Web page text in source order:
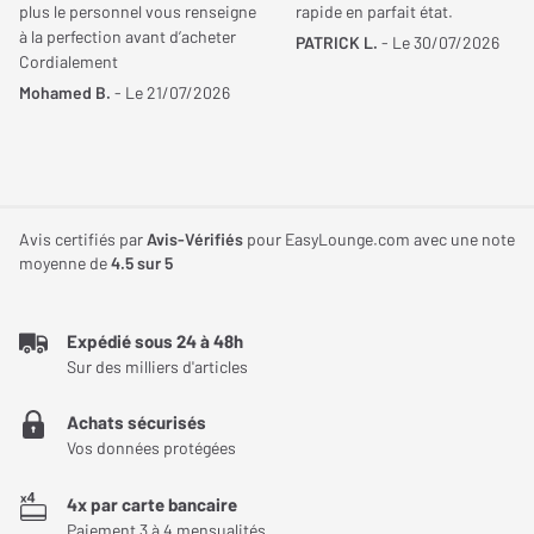
célèbre marque américaine exploitent des transducteurs de 12
mm. Ceux-ci sont fabriqués avec de matériaux haut de gamme,
ce qui permet d'afficher une sensibilité de 110 dB ainsi qu'une
vos oreilles, il vous garantit une ambiance remarquable.
Type
Bluetooth TrueWireless
(100 % sans-fil)
Type de charge
Poids
Acoustique
Réponse en fréquence
plus le personnel vous renseigne
à la perfection avant d’acheter
Cordialement
Mohamed B. - Le 21/07/2026
rapide en parfait état.
PATRICK L. - Le 30/07/2026
Avis certifiés parAvis-Vérifiés pour EasyLounge.com avec une note
moyenne de4.5sur 5
Expédié sous 24 à 48h
Sur des milliers d'articles
Achats sécurisés
Vos données protégées
4x par carte bancaire